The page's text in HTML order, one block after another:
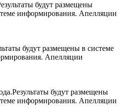
будут размещены
информирования. Апелляции
будут размещены в системе
Апелляции
будут размещены
информирования. Апелляции